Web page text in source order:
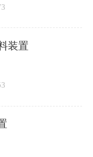
装置